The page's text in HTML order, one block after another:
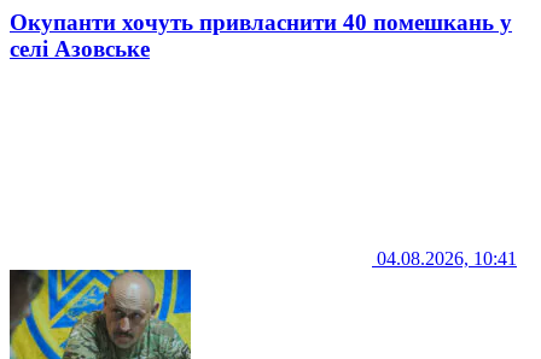
Окупанти хочуть привласнити 40 помешкань у
селі Азовське
04.08.2026, 10:41